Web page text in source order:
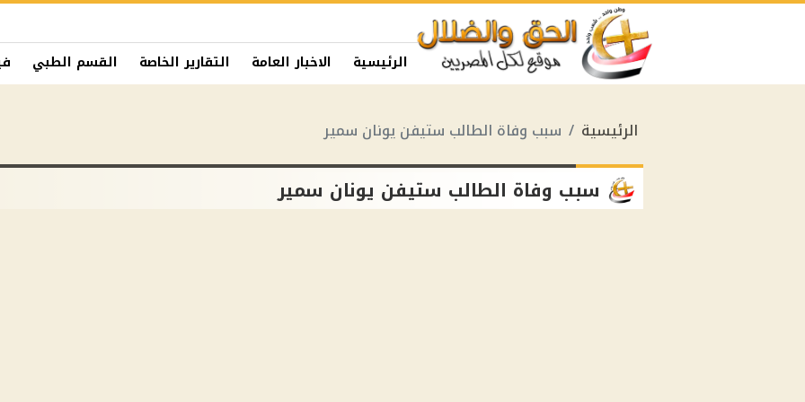
الرئيسية الاخبار العامة التقارير الخاصة القسم الطبي
الرئيسية سبب وفاة الطالب ستيفن يونان سمير
سبب وفاة الطالب ستيفن يونان سمير